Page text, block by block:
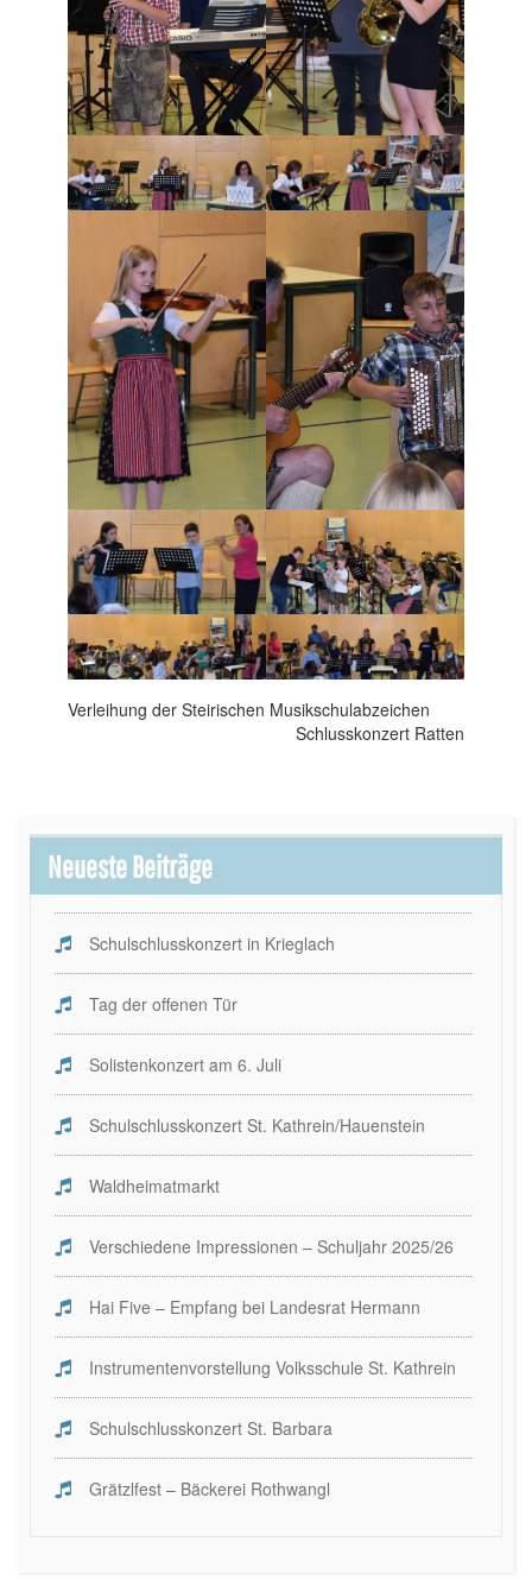
Beitragsnavigation
Verleihung der Steirischen Musikschulabzeichen
Schlusskonzert Ratten
Neueste Beiträge
Schulschlusskonzert in Krieglach
Tag der offenen Tür
Solistenkonzert am 6. Juli
Schulschlusskonzert St. Kathrein/Hauenstein
Waldheimatmarkt
Verschiedene Impressionen – Schuljahr 2025/26
Hai Five – Empfang bei Landesrat Hermann
Instrumentenvorstellung Volksschule St. Kathrein
Schulschlusskonzert St. Barbara
Grätzlfest – Bäckerei Rothwangl